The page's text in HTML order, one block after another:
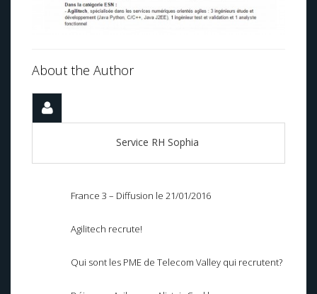
About the Author
Service RH Sophia
France 3 – Diffusion le 21/01/2016
Agilitech recrute!
Qui sont les PME de Telecom Valley qui recrutent?